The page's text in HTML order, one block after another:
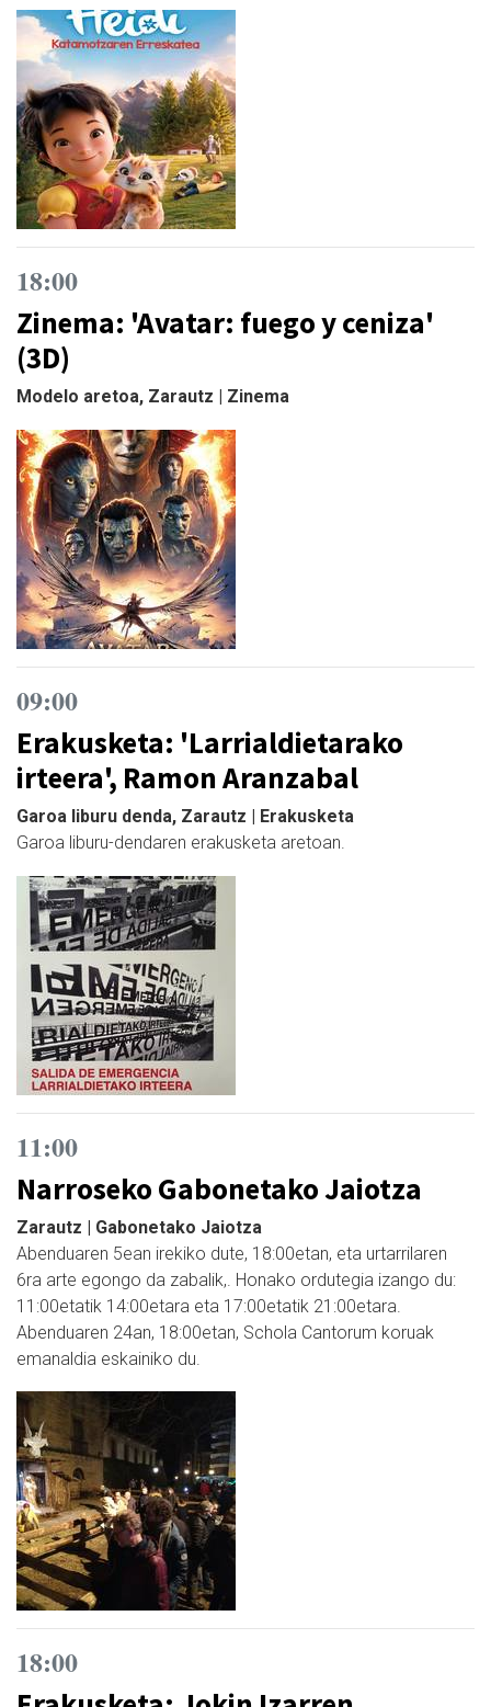
18:00
Zinema: 'Avatar: fuego y ceniza'
(3D)
Modelo aretoa, Zarautz | Zinema
09:00
Erakusketa: 'Larrialdietarako
irteera', Ramon Aranzabal
Garoa liburu denda, Zarautz | Erakusketa
Garoa liburu-dendaren erakusketa aretoan.
11:00
Narroseko Gabonetako Jaiotza
Zarautz | Gabonetako Jaiotza
Abenduaren 5ean irekiko dute, 18:00etan, eta urtarrilaren
6ra arte egongo da zabalik,. Honako ordutegia izango du:
11:00etatik 14:00etara eta 17:00etatik 21:00etara.
Abenduaren 24an, 18:00etan, Schola Cantorum koruak
emanaldia eskainiko du.
18:00